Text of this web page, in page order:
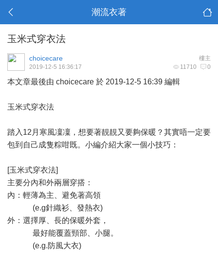
潮流衣著
玉米式穿衣法
樓主
choicecare
11710 0
2019-12-5 16:36:17
本文章最後由 choicecare 於 2019-12-5 16:39 編輯
玉米式穿衣法
踏入12月寒風凜凜，想要著靚靚又要夠保暖？其實唔一定要
包到自己成隻粽咁既。小編介紹大家一個小技巧：
[玉米式穿衣法]
主要分內和外兩層穿搭：
內：輕薄為主、避免著高領
(e.g針織衫、發熱衣)
外：選擇厚、長的保暖外套，
最好能覆蓋頸部、小腿。
(e.g.防風大衣)